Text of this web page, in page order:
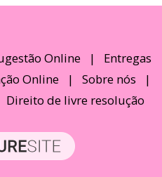
Online| Entregas
Online | Sobre nós |
Direito de livre resolução